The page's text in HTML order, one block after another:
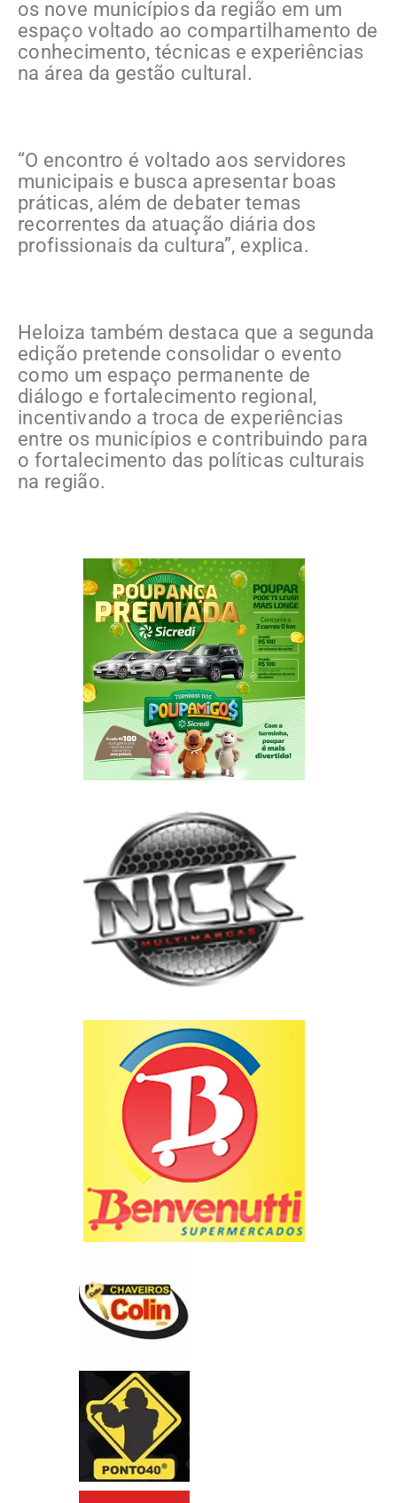
os nove municípios da região em um
espaço voltado ao compartilhamento de
conhecimento, técnicas e experiências
na área da gestão cultural.
“O encontro é voltado aos servidores
municipais e busca apresentar boas
práticas, além de debater temas
recorrentes da atuação diária dos
profissionais da cultura”, explica.
Heloiza também destaca que a segunda
edição pretende consolidar o evento
como um espaço permanente de
diálogo e fortalecimento regional,
incentivando a troca de experiências
entre os municípios e contribuindo para
o fortalecimento das políticas culturais
na região.